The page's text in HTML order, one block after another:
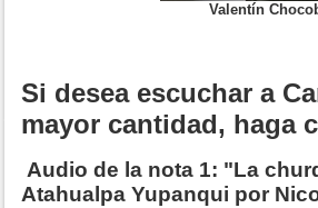
Valentín
Si desea escuchar a
mayor cantidad, haga
Audio de la nota 1: "La
Atahualpa Yupanqui por